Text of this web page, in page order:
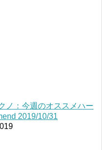
ノ：今週のオススメハー
2019/10/31